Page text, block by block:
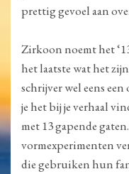
prettig gevoel aan
Zirkoon noemt het
het laatste wat het
schrijver wel eens
je het bij je verhaal
met 13 gapende
vormexperimenten
die gebruiken hun